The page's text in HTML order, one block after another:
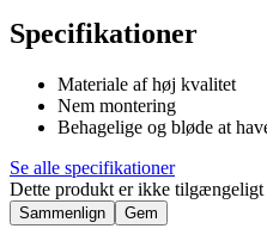
Specifikationer
Materiale af høj kvalitet
Nem montering
Behagelige og bløde at
Se alle specifikationer
Dette produkt er ikke tilgængeligt
Sammenlign Gem